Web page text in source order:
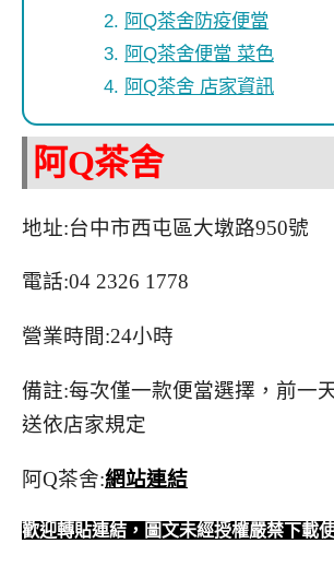
阿Q茶舍防疫便當
阿Q茶舍便當 菜色
阿Q茶舍 店家資訊
阿Q茶舍
地址:台中市西屯區大墩路950號
電話:04 2326 1778
營業時間:24小時
備註:每次僅一款便當選擇，前一
送依店家規定
阿Q茶舍:網站連結
歡迎轉貼連結，圖文未經授權嚴禁下載